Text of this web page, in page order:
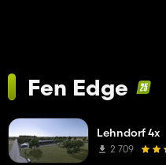
Fen Edge
Lehndorf 4x
2 709